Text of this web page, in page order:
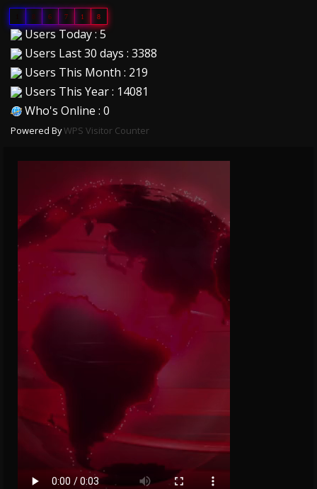
8 6 7 1 8
Users Today : 5
Users Last 30 days : 3388
Users This Month : 219
Users This Year : 14081
Who's Online : 0
Powered ByWPS Visitor Counter